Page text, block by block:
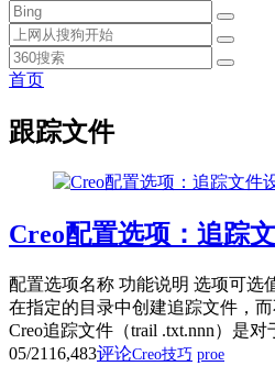
首页
跟踪文件
Creo配置选项：追踪
配置选项名称 功能说明 选项可选
在指定的目录中创建追踪文件，
Creo追踪文件（trail .txt.nnn）是对
05/21 16,483评论Creo技巧 proe